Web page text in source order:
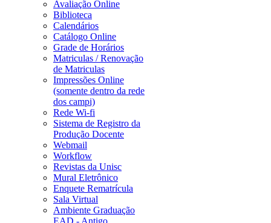
Avaliação Online
Biblioteca
Calendários
Catálogo Online
Grade de Horários
Matriculas / Renovação
de Matriculas
Impressões Online
(somente dentro da rede
dos campi)
Rede Wi-fi
Sistema de Registro da
Produção Docente
Webmail
Workflow
Revistas da Unisc
Mural Eletrônico
Enquete Rematrícula
Sala Virtual
Ambiente Graduação
EAD - Antigo